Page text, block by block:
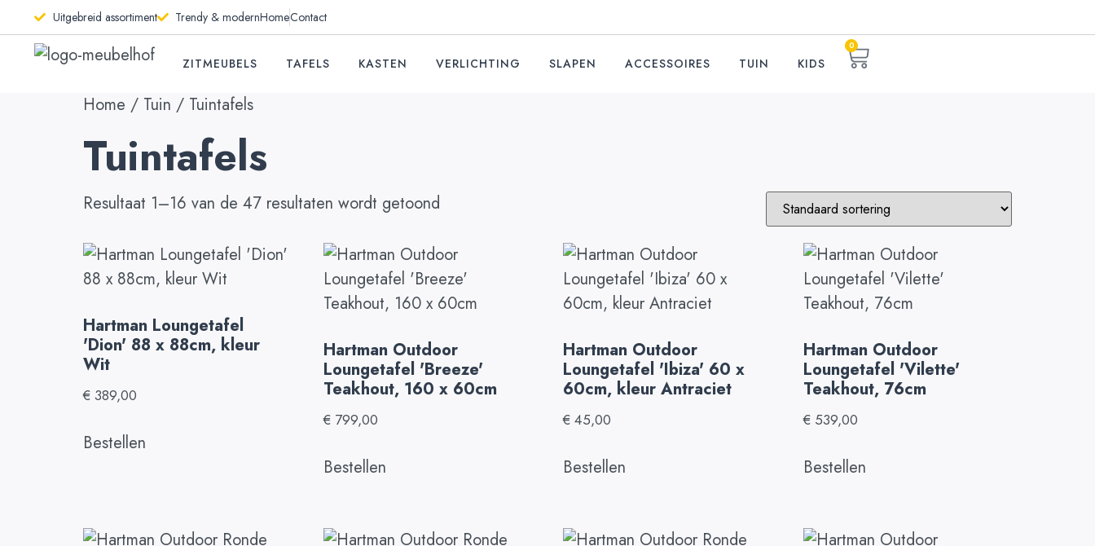
Uitgebreid assortiment Trendy & modernHomeContact
ZITMEUBELS TAFELS KASTEN VERLICHTING SLAPEN ACCESSOIRES TUIN KIDS
0
Home / Tuin / Tuintafels
Tuintafels
Resultaat 1–16 van de 47 resultaten wordt getoond
Hartman Loungetafel
'Dion' 88 x 88cm, kleur
Wit
€ 389,00
Bestellen
Hartman Outdoor
Loungetafel 'Breeze'
Teakhout, 160 x 60cm
€799,00
Bestellen
Hartman Outdoor
Loungetafel 'Ibiza' 60 x
60cm, kleur Antraciet
€ 45,00
Bestellen
Hartman Outdoor
Loungetafel 'Vilette'
Teakhout, 76cm
€ 539,00
Bestellen